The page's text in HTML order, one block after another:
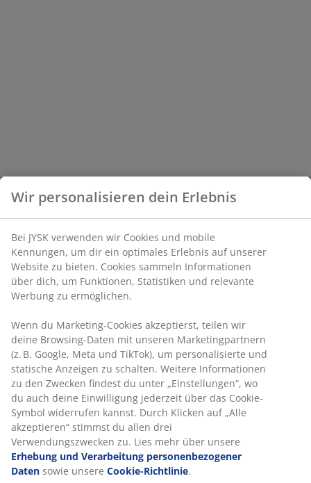
Wir personalisieren dein Erlebnis
Bei JYSK verwenden wir Cookies und mobile
Kennungen, um dir ein optimales Erlebnis auf unserer
Website zu bieten. Cookies sammeln Informationen
über dich, um Funktionen, Statistiken und relevante
Werbung zu ermöglichen.
Wenn du Marketing-Cookies akzeptierst, teilen wir
deine Browsing-Daten mit unseren Marketingpartnern
(z. B. Google, Meta und TikTok), um personalisierte und
statische Anzeigen zu schalten. Weitere Informationen
zu den Zwecken findest du unter „Einstellungen“, wo
du auch deine Einwilligung jederzeit über das Cookie-
Symbol widerrufen kannst. Durch Klicken auf „Alle
akzeptieren“ stimmst du allen drei
Verwendungszwecken zu. Lies mehr über unsere
Erhebung und Verarbeitung personenbezogener
Daten sowie unsere Cookie-Richtlinie.